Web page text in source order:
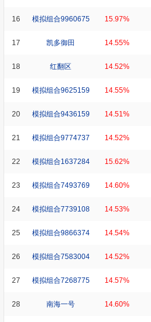
16 模拟组合9960675 15.97%
17 凯多御田 14.55%
18 红翻区 14.52%
19 模拟组合9625159 14.55%
20 模拟组合9436159 14.51%
21 模拟组合9774737 14.52%
22 模拟组合1637284 15.62%
23 模拟组合7493769 14.60%
24 模拟组合7739108 14.53%
25 模拟组合9866374 14.54%
26 模拟组合7583004 14.52%
27 模拟组合7268775 14.57%
28 南海一号 14.60%